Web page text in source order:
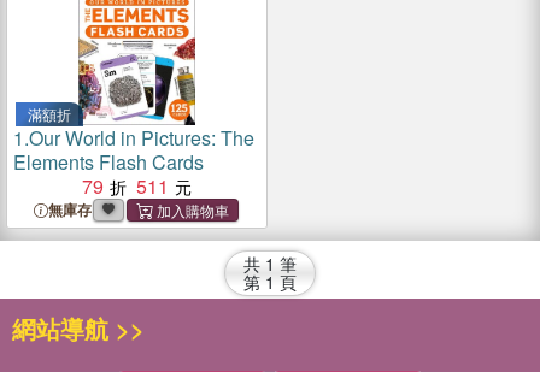
滿額折
1.Our World in Pictures: The
Elements Flash Cards
79
511
無庫存
共 1 筆
第 1 頁
網站導航 >>